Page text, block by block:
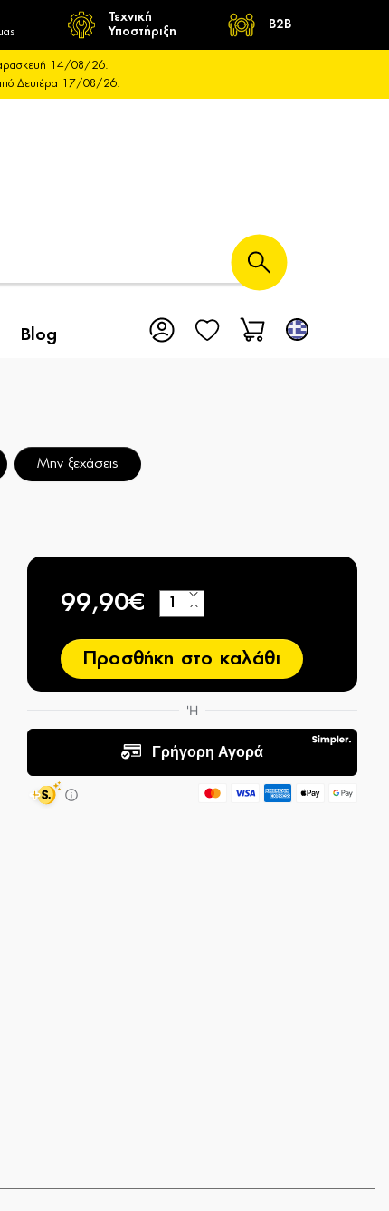
Τεχνική
Υποστήριξη
B2B
14/08/26.
Δευτέρα 17/08/26.
Blog
Μην ξεχάσεις
99,90€ −
+
Προσθήκη στο καλάθι